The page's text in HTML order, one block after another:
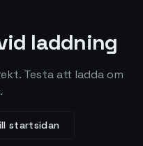
laddning
Testa att ladda om
startsidan